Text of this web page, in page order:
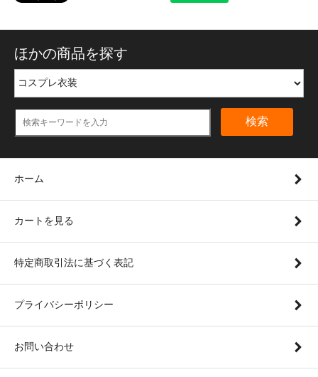
ほかの商品を探す
検索
ホーム
カートを見る
特定商取引法に基づく表記
プライバシーポリシー
お問い合わせ